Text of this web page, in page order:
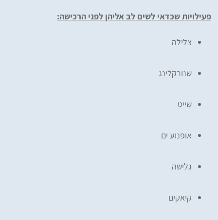
פעילויות שכדאי לשים לב אליהן לפני הרכישה:
צלילה
שנורקלינג
שייט
אופנוע ים
גלישה
קיאקים